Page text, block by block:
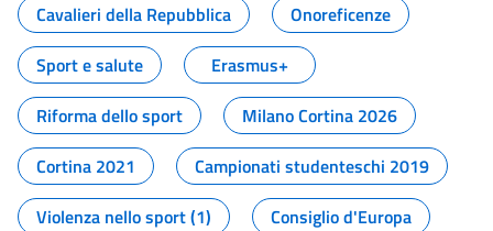
Cavalieri della Repubblica
Onoreficenze
Sport e salute
Erasmus+
Riforma dello sport
Milano Cortina 2026
Cortina 2021
Campionati studenteschi 2019
Violenza nello sport (1)
Consiglio d'Europa